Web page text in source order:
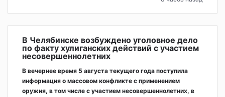
В Челябинске возбуждено уголовное дело
по факту хулиганских действий с участием
несовершеннолетних
В вечернее время 5 августа текущего года поступила
информация о массовом конфликте с применением
оружия, в том числе с участием несовершеннолетних, в